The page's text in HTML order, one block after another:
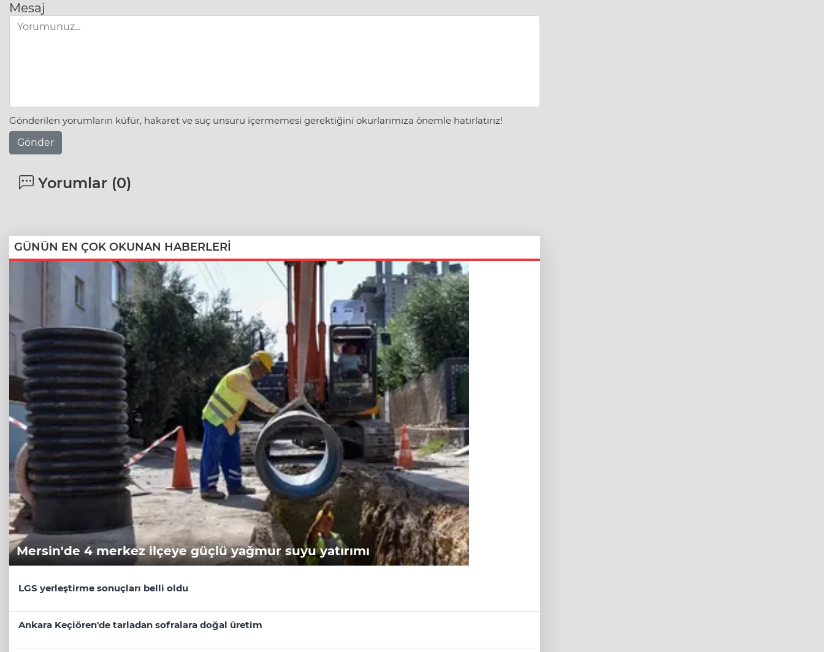
Mesaj
Gönderilen yorumların küfür, hakaret ve suç unsuru içermemesi gerektiğini okurlarımıza önemle hatırlatırız!
Gönder
Yorumlar (0)
GÜNÜN EN ÇOK OKUNAN HABERLERİ
Mersin'de 4 merkez ilçeye güçlü yağmur suyu yatırımı
LGS yerleştirme sonuçları belli oldu
Ankara Keçiören'de tarladan sofralara doğal üretim